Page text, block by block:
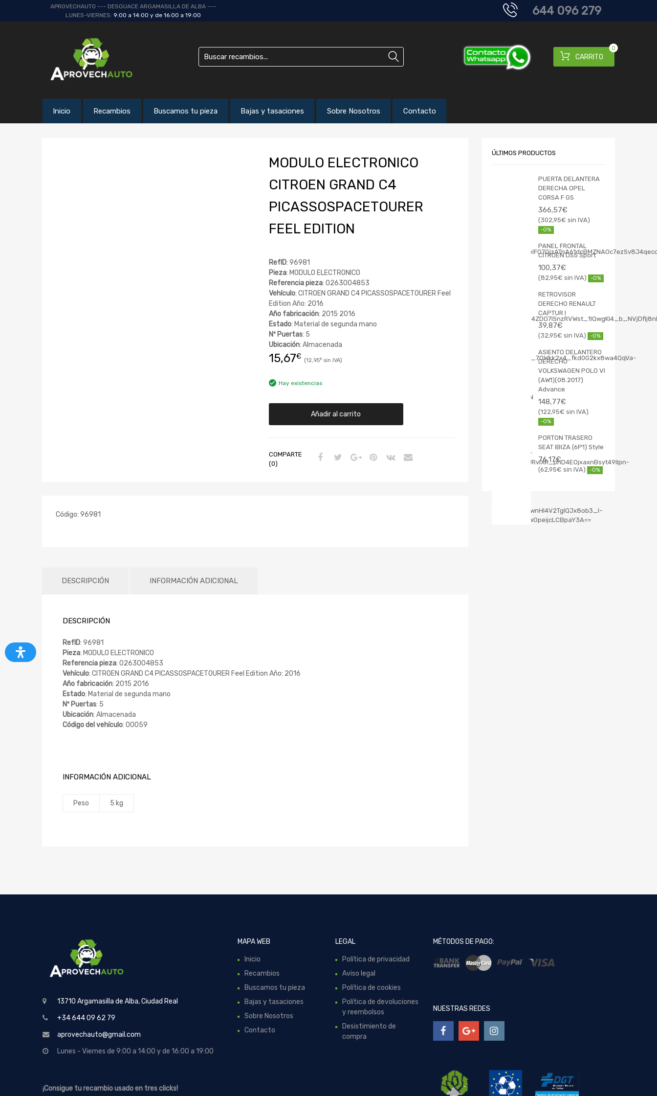
APROVECHAUTO --- DESGUACE ARGAMASILLA DE ALBA ---
LUNES-VIERNES: 9:00 a 14:00 y de 16:00 a 19:00 644 096 279
CARRITO
0
Inicio Recambios Buscamos tu pieza Bajas y tasaciones Sobre Nosotros Contacto
MODULO ELECTRONICO
CITROEN GRAND C4
PICASSOSPACETOURER
FEEL EDITION
RefID: 96981
Pieza: MODULO ELECTRONICO
Referencia pieza: 0263004853
Vehículo: CITROEN GRAND C4 PICASSOSPACETOURER Feel
Edition Año: 2016
Año fabricación: 2015 2016
Estado: Material de segunda mano
Nº Puertas: 5
Ubicación: Almacenada
15,67€ 12,95€
Hay existencias
Añadir al carrito
COMPARTE
(0)
Código: 96981
DESCRIPCIÓN INFORMACIÓN ADICIONAL
DESCRIPCIÓN
RefID: 96981
Pieza: MODULO ELECTRONICO
Referencia pieza: 0263004853
Vehículo: CITROEN GRAND C4 PICASSOSPACETOURER Feel Edition Año: 2016
Año fabricación: 2015 2016
Estado: Material de segunda mano
Nº Puertas: 5
Ubicación: Almacenada
Código del vehículo: 00059
INFORMACIÓN ADICIONAL
Peso 5 kg
ÚLTIMOS PRODUCTOS
PUERTA DELANTERA
DERECHA OPEL
CORSA F GS
366,57€
302,95€
-0%
PANEL FRONTAL
CITROEN DS5 Sport
100,37€
82,95€ -0%
RETROVISOR
DERECHO RENAULT
CAPTUR I
39,87€
32,95€ -0%
ASIENTO DELANTERO
DERECHO
VOLKSWAGEN POLO VI
(AW1)(08.2017)
Advance
148,77€
122,95€
-0%
PORTON TRASERO
SEAT IBIZA (6P1) Style
76,17€
62,95€ -0%
13710 Argamasilla de Alba, Ciudad Real
+34 644 09 62 79
aprovechauto@gmail.com
Lunes - Viernes de 9:00 a 14:00 y de 16:00 a 19:00
¡Consigue tu recambio usado en tres clicks!
MAPA WEB
Inicio
Recambios
Buscamos tu pieza
Bajas y tasaciones
Sobre Nosotros
Contacto
LEGAL
Política de privacidad
Aviso legal
Política de cookies
Política de devoluciones
y reembolsos
Desistimiento de
compra
MÉTODOS DE PAGO:
NUESTRAS REDES